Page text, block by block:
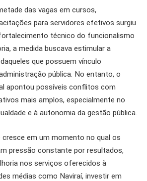
das vagas em cursos,
para servidores efetivos surgiu
técnico do funcionalismo
a medida buscava estimular a
que possuem vínculo
pública. No entanto, o
apontou possíveis conflitos com
mais amplos, especialmente no
e à autonomia da gestão pública.
cresce em um momento no qual os
pressão constante por resultados,
nos serviços oferecidos à
médias como Naviraí, investir em